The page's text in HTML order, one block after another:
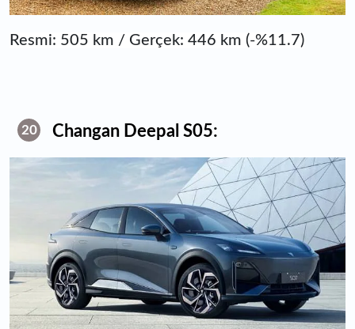
Resmi: 505 km / Gerçek: 446 km (-%11.7)
20 Changan Deepal S05: